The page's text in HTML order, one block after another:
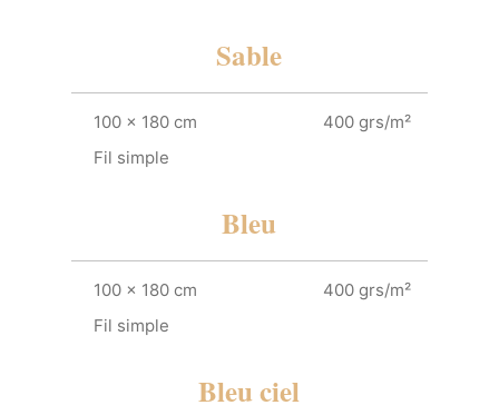
Sable
100 x 180 cm
400 grs/m²
Fil simple
Bleu
100 x 180 cm
400 grs/m²
Fil simple
Bleu ciel